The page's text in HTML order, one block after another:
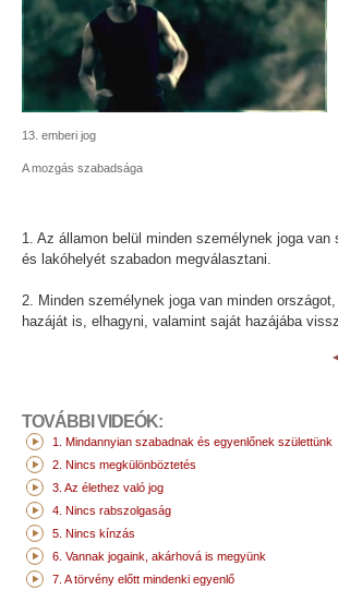
13. emberi jog
A mozgás szabadsága
1. Az államon belül minden személynek joga van
és lakóhelyét szabadon megválasztani.
2. Minden személynek joga van minden
hazáját is, elhagyni, valamint saját hazájába
TOVÁBBI VIDEÓK:
1. Mindannyian szabadnak és egyenlőnek születtünk
2. Nincs megkülönböztetés
3. Az élethez való jog
4. Nincs rabszolgaság
5. Nincs kínzás
6. Vannak jogaink, akárhová is megyünk
7. A törvény előtt mindenki egyenlő